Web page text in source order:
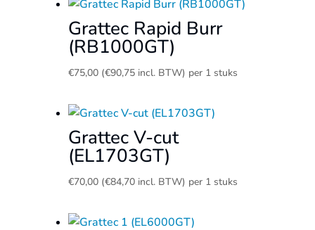
Grattec Rapid Burr
(RB1000GT)
€75,00 (€90,75incl. BTW) per 1 stuks
Grattec V-cut
(EL1703GT)
€70,00 (€84,70incl. BTW) per 1 stuks